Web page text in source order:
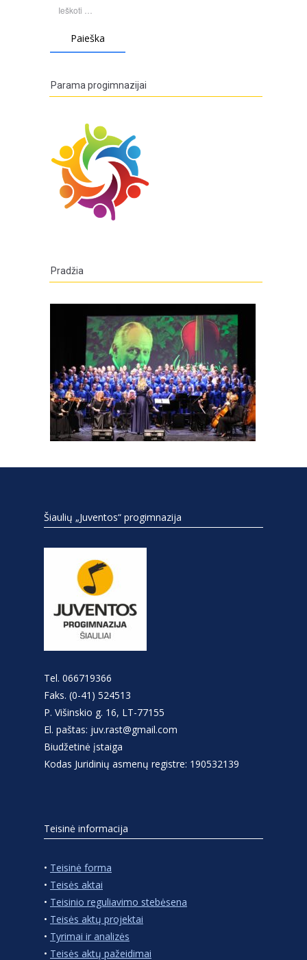
Parama progimnazijai
Pradžia
Šiaulių „Juventos“ progimnazija
Tel. 066719366
Faks. (0-41) 524513
P. Višinskio g. 16, LT-77155
El. paštas: juv.rast@gmail.com
Biudžetinė įstaiga
Kodas Juridinių asmenų registre: 190532139
Teisinė informacija
• Teisinė forma
• Teisės aktai
• Teisinio reguliavimo stebėsena
• Teisės aktų projektai
• Tyrimai ir analizės
• Teisės aktų pažeidimai